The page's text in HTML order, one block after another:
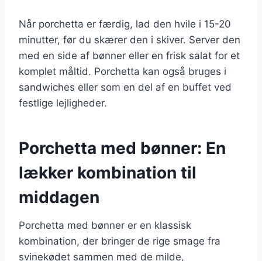
Når porchetta er færdig, lad den hvile i 15-20
minutter, før du skærer den i skiver. Server den
med en side af bønner eller en frisk salat for et
komplet måltid. Porchetta kan også bruges i
sandwiches eller som en del af en buffet ved
festlige lejligheder.
Porchetta med bønner: En
lækker kombination til
middagen
Porchetta med bønner er en klassisk
kombination, der bringer de rige smage fra
svinekødet sammen med de milde,